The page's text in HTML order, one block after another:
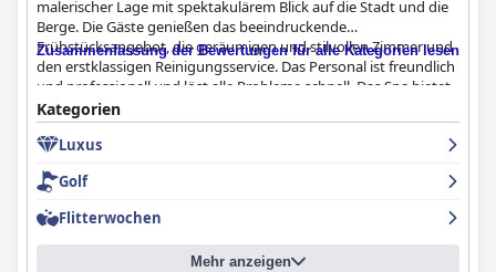
malerischer Lage mit spektakulärem Blick auf die Stadt und die
Berge. Die Gäste genießen das beeindruckende
Frühstücksangebot, die geräumigen und stilvollen Zimmer und
den erstklassigen Reinigungsservice. Das Personal ist freundlich
und professionell und löst alle Probleme schnell. Das Spa bietet
trotz einiger kleinerer Schwächen einen hervorragenden
Service. Insgesamt ist das Hotel außergewöhnlich und
erstaunlich, und einige Gäste bezeichnen es als eines der besten
Hotels der Welt. Es erfüllt hohe internationale Standards und
bietet den Gästen eine sichere und einladende Erfahrung.
Zusammenfassung der Bewertungen für alle Kategorien lesen
Kategorien
Luxus
Golf
Flitterwochen
Mehr anzeigen